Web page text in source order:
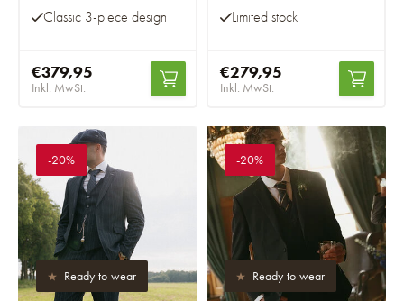
Classic 3-piece design
€379,95
Inkl. MwSt.
Limited stock
€279,95
Inkl. MwSt.
-20%
Ready-to-wear
-20%
Ready-to-wear